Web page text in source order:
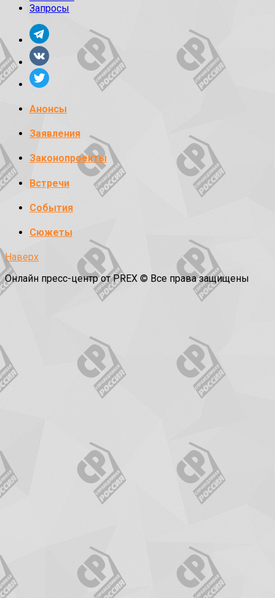
Запросы
Анонсы
Заявления
Законопроекты
Встречи
События
Сюжеты
Наверх
Онлайн пресс-центр от PREX © Все права защищены